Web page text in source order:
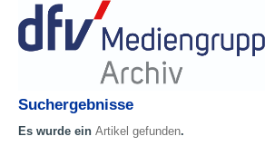
Suchergebnisse
Es wurde ein Artikel gefunden.